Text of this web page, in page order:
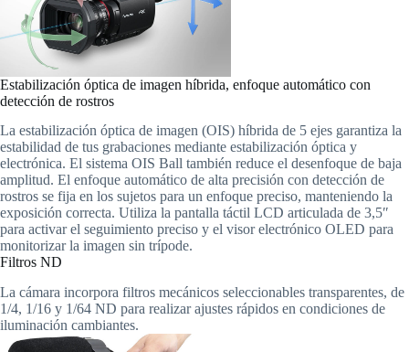
Estabilización óptica de imagen híbrida, enfoque automático con
detección de rostros
La estabilización óptica de imagen (OIS) híbrida de 5 ejes garantiza la
estabilidad de tus grabaciones mediante estabilización óptica y
electrónica. El sistema OIS Ball también reduce el desenfoque de baja
amplitud. El enfoque automático de alta precisión con detección de
rostros se fija en los sujetos para un enfoque preciso, manteniendo la
exposición correcta. Utiliza la pantalla táctil LCD articulada de 3,5″
para activar el seguimiento preciso y el visor electrónico OLED para
monitorizar la imagen sin trípode.
Filtros ND
La cámara incorpora filtros mecánicos seleccionables transparentes, de
1/4, 1/16 y 1/64 ND para realizar ajustes rápidos en condiciones de
iluminación cambiantes.